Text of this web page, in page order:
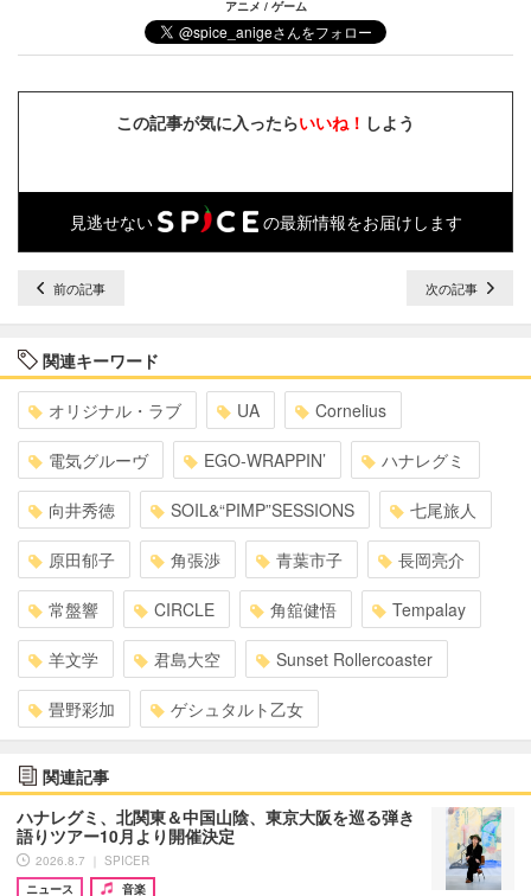
アニメ / ゲーム
この記事が気に入ったらいいね！ しよう
見逃せない の最新情報をお届けします
前の記事 次の記事
関連キーワード
オリジナル・ラブ UA Cornelius
電気グルーヴ EGO-WRAPPIN’ ハナレグミ
向井秀徳 SOIL&“PIMP”SESSIONS 七尾旅人
原田郁子 角張渉 青葉市子 長岡亮介
常盤響 CIRCLE 角舘健悟 Tempalay
羊文学 君島大空 Sunset Rollercoaster
畳野彩加 ゲシュタルト乙女
関連記事
ハナレグミ、北関東＆中国山陰、東京大阪を巡る弾き
語りツアー10月より開催決定
2026.8.7 ｜ SPICER
ニュース
音楽